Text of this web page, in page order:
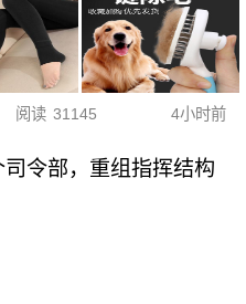
阅读 31145 4小时前
令部，重组指挥结构